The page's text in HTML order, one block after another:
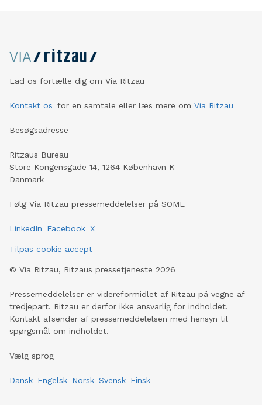
Lad os fortælle dig om Via Ritzau
Kontakt os for en samtale eller læs mere om Via Ritzau
Besøgsadresse
Ritzaus Bureau
Store Kongensgade 14, 1264 København K
Danmark
Følg Via Ritzau pressemeddelelser på SOME
LinkedIn Facebook X
Tilpas cookie accept
© Via Ritzau, Ritzaus pressetjeneste 2026
Pressemeddelelser er videreformidlet af Ritzau på vegne af
tredjepart. Ritzau er derfor ikke ansvarlig for indholdet.
Kontakt afsender af pressemeddelelsen med hensyn til
spørgsmål om indholdet.
Vælg sprog
Dansk Engelsk Norsk Svensk Finsk